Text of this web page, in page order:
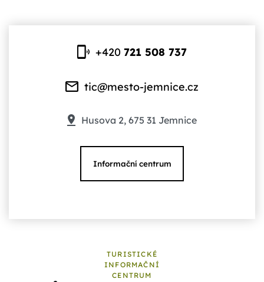
+420721 508 737
tic@mesto-jemnice.cz
Husova 2, 675 31 Jemnice
Informační centrum
TURISTICKÉ
INFORMAČNÍ
CENTRUM